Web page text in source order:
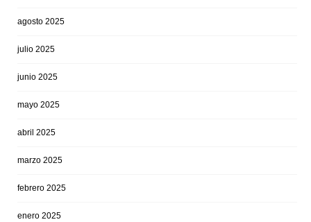
agosto 2025
julio 2025
junio 2025
mayo 2025
abril 2025
marzo 2025
febrero 2025
enero 2025